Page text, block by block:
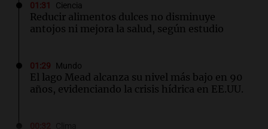
01:31 Ciencia
Reducir alimentos dulces no disminuye
antojos ni mejora la salud, según estudio
01:29 Mundo
El lago Mead alcanza su nivel más bajo en 90
años, evidenciando la crisis hídrica en EE.UU.